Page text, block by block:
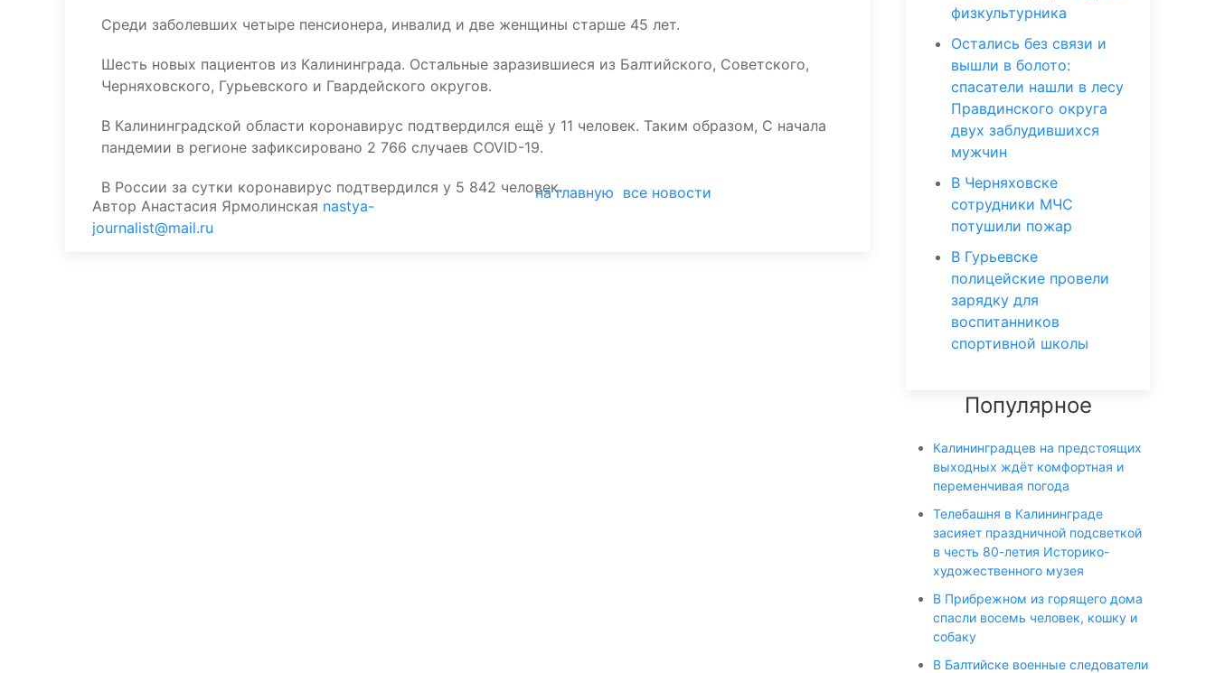
Среди заболевших четыре пенсионера, инвалид и две женщины старше 45 лет.
Шесть новых пациентов из Калининграда. Остальные заразившиеся из Балтийского, Советского,
Черняховского, Гурьевского и Гвардейского округов.
В Калининградской области коронавирус подтвердился ещё у 11 человек. Таким образом, С начала
пандемии в регионе зафиксировано 2 766 случаев COVID-19.
В России за сутки коронавирус подтвердился у 5 842 человек.
Автор Анастасия Ярмолинская nastya-
journalist@mail.ru
на главную все новости
физкультурника
Остались без связи и
вышли в болото:
спасатели нашли в лесу
Правдинского округа
двух заблудившихся
мужчин
В Черняховске
сотрудники МЧС
потушили пожар
В Гурьевске
полицейские провели
зарядку для
воспитанников
спортивной школы
Популярное
Калининградцев на предстоящих
выходных ждёт комфортная и
переменчивая погода
Телебашня в Калининграде
засияет праздничной подсветкой
в честь 80-летия Историко-
художественного музея
В Прибрежном из горящего дома
спасли восемь человек, кошку и
собаку
В Балтийске военные следователи